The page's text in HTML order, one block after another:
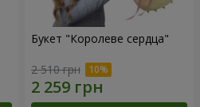
Букет "Королеве сердца"
2 510 грн